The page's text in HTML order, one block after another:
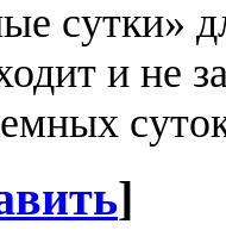
сутки»
и не
]